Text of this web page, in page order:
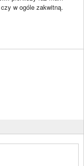
w ogóle zakwitną.